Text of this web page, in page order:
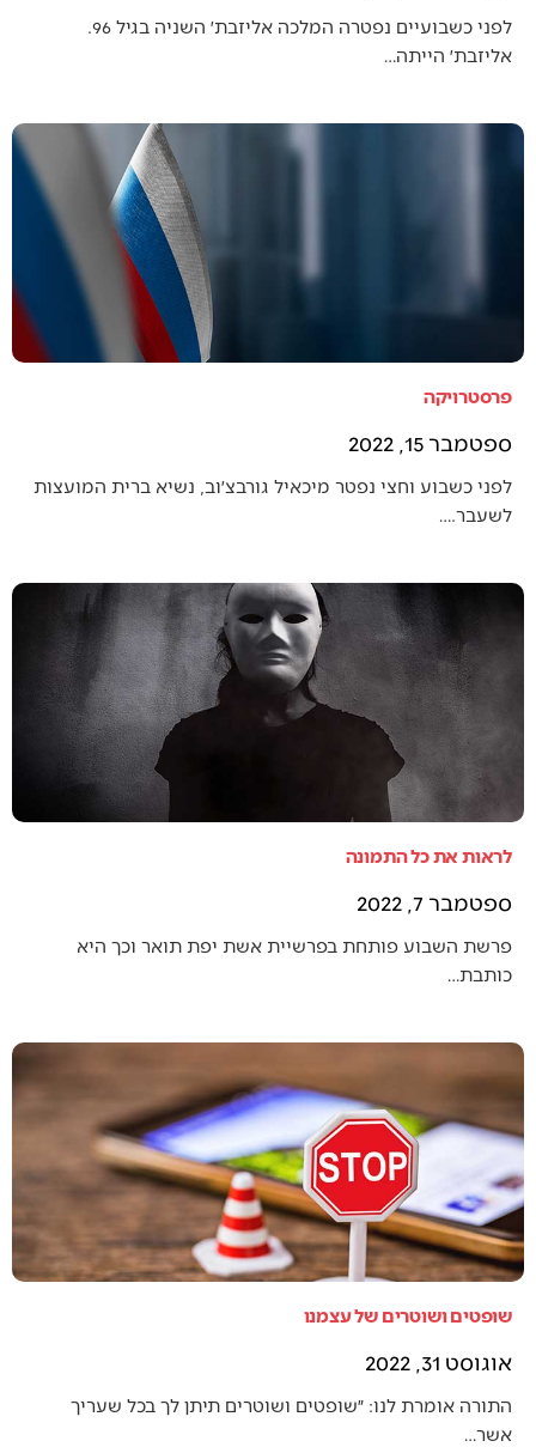
לפני כשבועיים נפטרה המלכה אליזבת׳ השניה בגיל 96.
אליזבת׳ הייתה…
פרסטרויקה
ספטמבר 15, 2022
לפני כשבוע וחצי נפטר מיכאיל גורבצ׳וב, נשיא ברית המועצות
לשעבר.…
לראות את כל התמונה
ספטמבר 7, 2022
פרשת השבוע פותחת בפרשיית אשת יפת תואר וכך היא
כותבת…
שופטים ושוטרים של עצמנו
אוגוסט 31, 2022
התורה אומרת לנו: ״שופטים ושוטרים תיתן לך בכל שעריך
אשר…